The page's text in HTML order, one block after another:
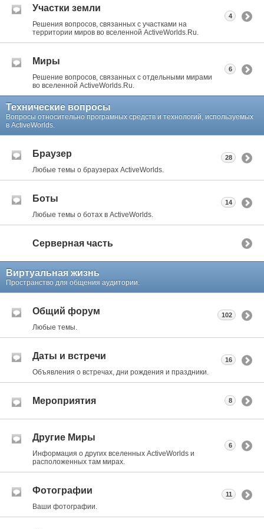
Участки земли
Решения вопросов, связанных с участками на
территории миров во вселенной ActiveWorlds.Ru.
4
Миры
Решение вопросов, связанных с отдельными мирами
во вселенной ActiveWorlds.Ru.
6
Технические вопросы
Вопросы относительно програмных средств и технологий, используемых
в ActiveWorlds.
Браузер
Любые темы о браузерах ActiveWorlds.
28
Боты
Любые темы о ботах в ActiveWorlds.
14
Серверная часть
Виртуальная жизнь
Пространство для общения аудитории.
Общий форум
Любые темы.
102
Даты и встречи
Объявления о встречах, дни рождения и праздники.
16
Мероприятия 8
Другие Миры
Информация о других вселенных ActiveWorlds и
расположенных там мирах.
6
Фотографии
Ваши фотографии.
11